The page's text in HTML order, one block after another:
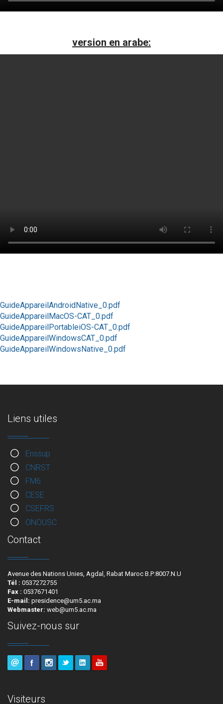
version en arabe:
GuideAppareilAndroidNative_0.pdf
GuideAppareilMacOS-CAT_0.pdf
GuideAppareilPortableiOS-CAT_0.pdf
GuideAppareilWindowsCAT_0.pdf
GuideAppareilWindowsNative_0.pdf
Liens utiles
Enssup
CNRST
FM6
CESE
CSEFRS
ONOUSC
Contact
Avenue des Nations Unies, Agdal, Rabat Maroc B.P:8007.N.U
Tél : 0537272755
Fax : 0537671401
E-mail: presidence@um5.ac.ma
Webmaster: web@um5.ac.ma
Suivez-nous sur
Visiteurs